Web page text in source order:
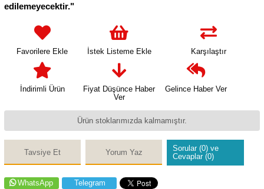
edilemeyecektir."
Favorilere Ekle İstek Listeme Ekle Karşılaştır
İndirimli Ürün
Fiyat Düşünce Haber
Ver
Gelince Haber Ver
Ürün stoklarımızda kalmamıştır.
Tavsiye Et Yorum Yaz
Sorular (0) ve
Cevaplar (0)
WhatsApp Telegram